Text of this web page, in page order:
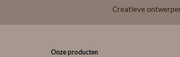
Creatieve
Onze producten